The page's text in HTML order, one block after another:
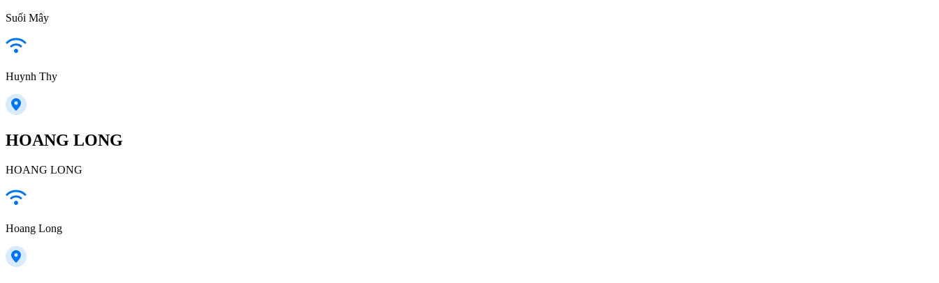
Suối Mây
Huynh Thy
HOANG LONG
HOANG LONG
Hoang Long